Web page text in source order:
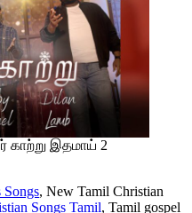
காற்று இதமாய் 2
Songs, New Tamil Christian
Songs Tamil, Tamil gospel